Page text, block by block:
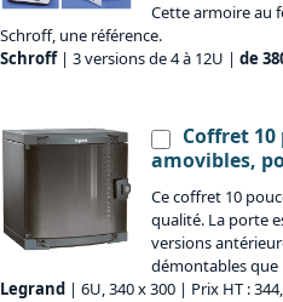
Cette armoire au
Schroff, une référence.
Schroff| 3 versions de 4 à 12U | de
Coffret
amovibles,
Ce coffret 10
qualité. La porte
versions
démontables que
Legrand | 6U, 340 x 300 | Prix HT :